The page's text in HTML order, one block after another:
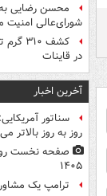
محسن رضایی به
شورای‌عالی
کشف
در قاینات
آخرین اخبار
سناتور
روز به روز بالاتر
۱۴۰۵
ترامپ یک مشاور